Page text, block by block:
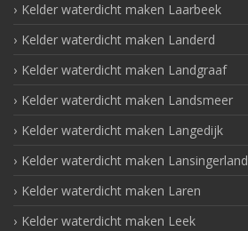
Kelder waterdicht maken Laarbeek
Kelder waterdicht maken Landerd
Kelder waterdicht maken Landgraaf
Kelder waterdicht maken Landsmeer
Kelder waterdicht maken Langedijk
Kelder waterdicht maken Lansingerland
Kelder waterdicht maken Laren
Kelder waterdicht maken Leek